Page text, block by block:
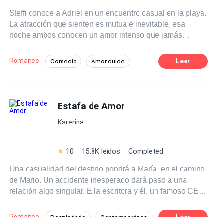
Steffi conoce a Adriel en un encuentro casual en la playa.
La atracción que sienten es mutua e inevitable, esa
noche ambos conocen un amor intenso que jamás
una ingrata sorpresa. Él es el novio de su hermana y ella
tendrá que luchar con su corazón para evitar ese sinfín de
despertado con ese primer beso, han abierto las puertas
a un secreto compartido del que anhelan escapar. ¿Qué
podría salir mal en esta lucha por no dejarse llevar por el
Romance Comedia Amor dulce
Trillizos Traición Amor Prohibido
Leer
Estafa de Amor
Karerina
10 15.8K leídos Completed
Una casualidad del destino pondrá a María, en el camino
de Mario. Un accidente inesperado dará paso a una
relación algo singular. Ella escritora y él, un famoso CEO.
enfrentarse a sus propios sentimientos ¿Estafados por el